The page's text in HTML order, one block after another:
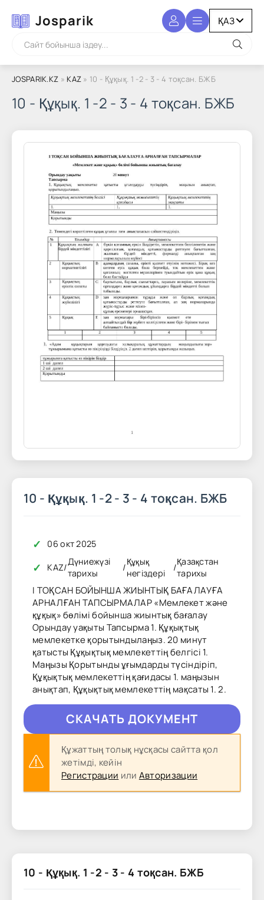
Josparik
JOSPARIK.KZ » KAZ » 10 - Құқық. 1 -2 - 3 - 4 тоқсан. БЖБ
10 - Құқық. 1 -2 - 3 - 4 тоқсан. БЖБ
10 - Құқық. 1 -2 - 3 - 4 тоқсан. БЖБ
✓ 06 окт 2025
✓ KAZ/
Дүниежүзі
тарихы
/
Құқық
негіздері
/
Қазақстан
тарихы
I ТОҚСАН БОЙЫНША ЖИЫНТЫҚ БАҒАЛАУҒА
АРНАЛҒАН ТАПСЫРМАЛАР «Мемлекет және
құқық» бөлімі бойынша жиынтық бағалау
Орындау уақыты Тапсырма 1. Құқықтық
мемлекетке қорытындылаңыз. 20 минут
қатысты Құқықтық мемлекеттің белгісі 1.
Маңызы Қорытынды ұғымдарды түсіндіріп,
Құқықтық мемлекеттің қағидасы 1. маңызын
анықтап, Құқықтық мемлекеттің мақсаты 1. 2.
CКAЧAТЬ ДОКУМЕНТ
Құжаттың толық нұсқасы сайтта қол
жетімді, кейін
Регистрации или Авторизации
10 - Құқық. 1 -2 - 3 - 4 тоқсан. БЖБ